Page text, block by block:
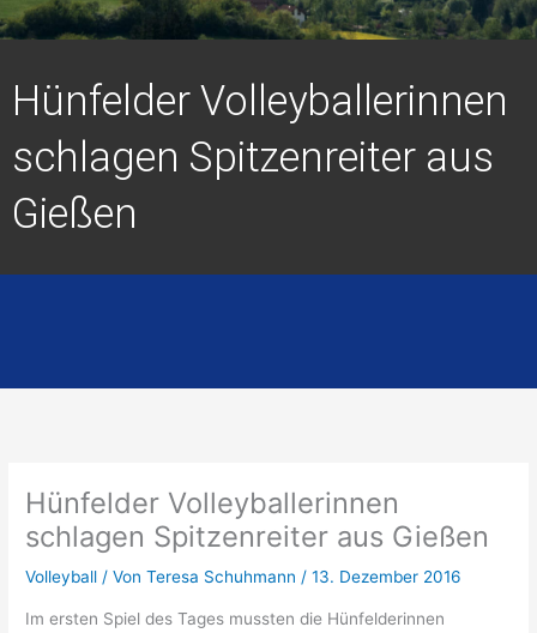
Hünfelder Volleyballerinnen
schlagen Spitzenreiter aus
Gießen
Hünfelder Volleyballerinnen
schlagen Spitzenreiter aus Gießen
Volleyball / VonTeresa Schuhmann/13. Dezember 2016
Im ersten Spiel des Tages mussten die Hünfelderinnen